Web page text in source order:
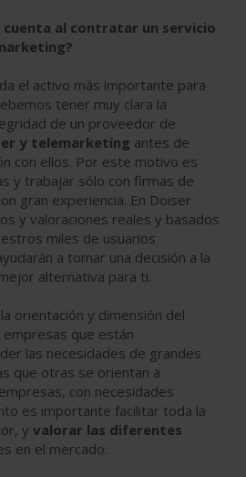
cuenta al contratar un servicio
el activo más importante para
tener muy clara la
de un proveedor de
y telemarketing antes de
con ellos. Por este motivo es
y trabajar sólo con firmas de
gran experiencia. En Doiser
y valoraciones reales y basados
miles de usuarios
a tomar una decisión a la
alternativa para ti.
orientación y dimensión del
que están
las necesidades de grandes
que otras se orientan a
con necesidades
es importante facilitar toda la
yvalorar las diferentes
en el mercado.